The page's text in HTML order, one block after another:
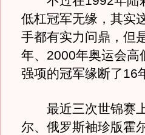
低杠冠军无缘，其实
手都有实力问鼎，但
年、2000年奥运会高
强项的冠军缘断了16
最近三次世锦赛上
尔、俄罗斯袖珍版